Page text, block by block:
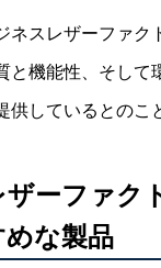
ネスレザーファク
と機能性、そして
供しているとのこ
ザーファク
な製品